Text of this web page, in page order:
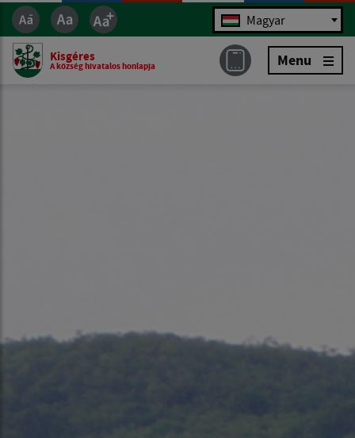
Jazyk Magyar
Kisgéres
A község hivatalos honlapja Menu